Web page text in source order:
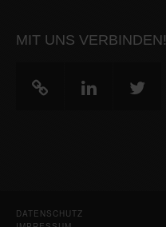
MIT UNS VERBINDEN!
DATENSCHUTZ